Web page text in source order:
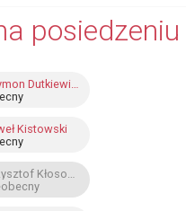
posiedzeniu
Szymon Dutkiewicz
Kistowski
Krzysztof Kłosowski